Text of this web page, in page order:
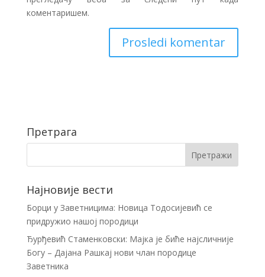
коментаришем.
Претрага
Најновије вести
Борци у Заветницима: Новица Тодосијевић се
придружио нашој породици
Ђурђевић Стаменковски: Мајка је биће најсличније
Богу – Дајана Рашкај нови члан породице
Заветника